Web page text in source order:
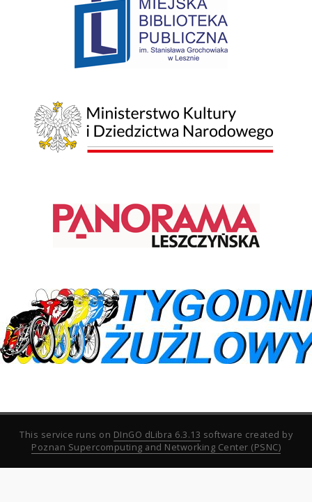
This service runs on DInGO dLibra 6.3.13 software created by
Poznan Supercomputing and Networking Center (PSNC)